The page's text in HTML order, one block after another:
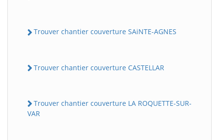
Trouver chantier couverture SAiNTE-AGNES
Trouver chantier couverture CASTELLAR
Trouver chantier couverture LA ROQUETTE-SUR-
VAR